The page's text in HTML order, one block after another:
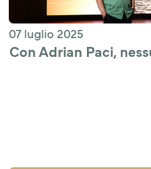
07 luglio 2025
Con Adrian Paci,